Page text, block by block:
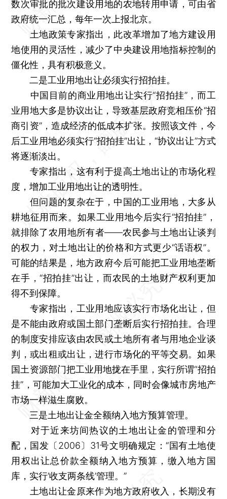
数次审批的批次建设用地的农地转用申请，可由省
政府统一汇总，每年一次上报北京。
土地政策专家指出，此改革增加了地方建设用
地使用的灵活性，减少了中央建设用地指标控制的
僵化性，具有积极意义。
二是工业用地出让必须实行招拍挂。
中国目前的商业用地出让实行“招拍挂”，而工
业用地大多是协议出让，导致基层政府竞相压价“招
商引资”，造成经济的低成本扩张。按照该文件，今
后工业用地必须实行“招拍挂”出让，“协议出让”方式
将逐渐淡出。
专家指出，这有利于提高土地出让的市场化程
度，增加工业用地出让的透明性。
但问题的复杂在于，中国的工业用地，大多从
耕地征用而来。如果工业用地今后实行“招拍挂”，
就排除了农用地所有者——农民参与土地出让谈判
的权力，对土地出让的价格和方式更少“话语权”。
可能的结果是，地方政府今后可能把工业用地垄断
在手，“招拍挂”出让，而农民的土地财产权利更加
得不到保障。
专家指出，工业用地应该实行市场化出让，但
是不能由政府或国土部门垄断后实行招拍挂。合理
的制度安排应该由农民或土地所有者与用地企业谈
判，或出租或出让，进行市场化的平等交易。如果
国土资源部门把工业用地拢在手里，实行所谓“招拍
挂”，可能加大工业化的成本，同时会像城市房地产
市场一样滋生腐败。
三是土地出让金全额纳入地方预算管理。
对于近来坊间热议的土地出让金的管理和分
配，国发〔2006〕31号文明确规定：“国有土地使
用权出让总价款全额纳入地方预算，缴入地方国
库，实行‘收支两条线’管理。”
土地出让金原来作为地方政府收入，长期没有